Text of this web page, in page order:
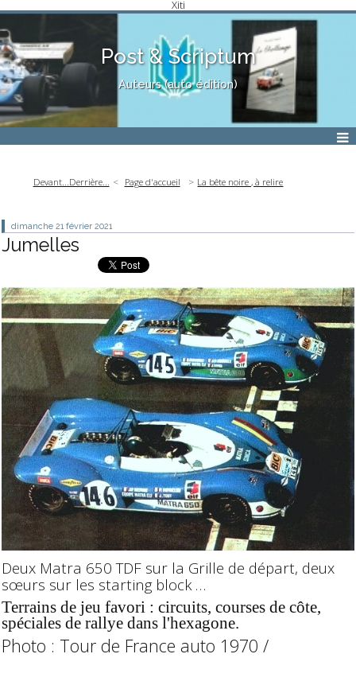
Xiti
Post & Scriptum
Auteurs (auto édition)
Devant...Derrière... Page d'accueil La bête noire , à relire
dimanche 21 février 2021
Jumelles
Deux Matra 650 TDF sur la Grille de départ, deux
sœurs sur les starting block …
Terrains de jeu favori : circuits, courses de côte,
spéciales de rallye dans l'hexagone.
Photo : Tour de France auto 1970 /